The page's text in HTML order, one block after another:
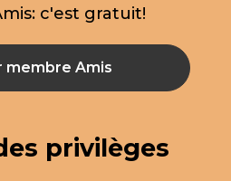
c'est gratuit!
membre Amis
privilèges